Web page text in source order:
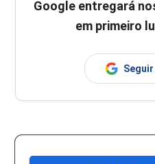
Google entregará
em primeiro